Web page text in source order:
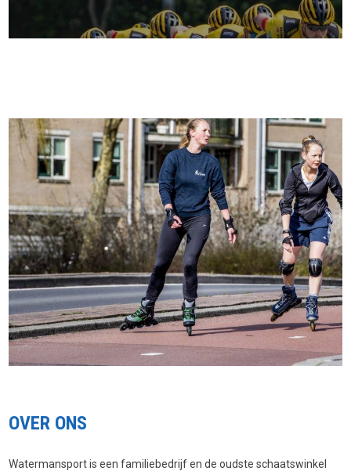
OVER ONS
Watermansport is een familiebedrijf en de oudste schaatswinkel